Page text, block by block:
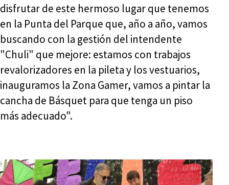
disfrutar de este hermoso lugar que tenemos
en la Punta del Parque que, año a año, vamos
buscando con la gestión del intendente
"Chuli" que mejore: estamos con trabajos
revalorizadores en la pileta y los vestuarios,
inauguramos la Zona Gamer, vamos a pintar la
cancha de Básquet para que tenga un piso
más adecuado".